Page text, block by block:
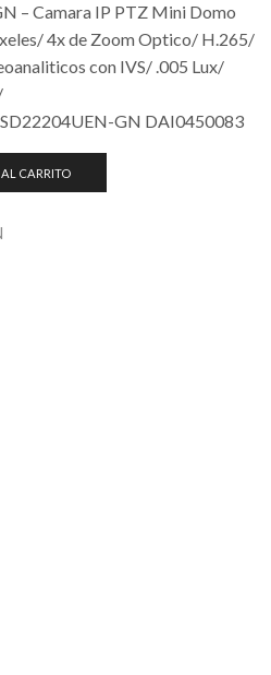
– Camara IP PTZ Mini Domo
4x de Zoom Optico/ H.265/
con IVS/ .005 Lux/
GN DAI0450083
CARRITO